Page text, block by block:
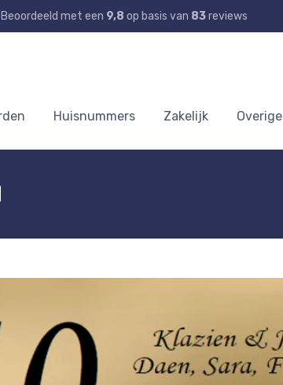
Beoordeeld met een 9,8 op basis van 83reviews
Huisnummers Zakelijk Overige